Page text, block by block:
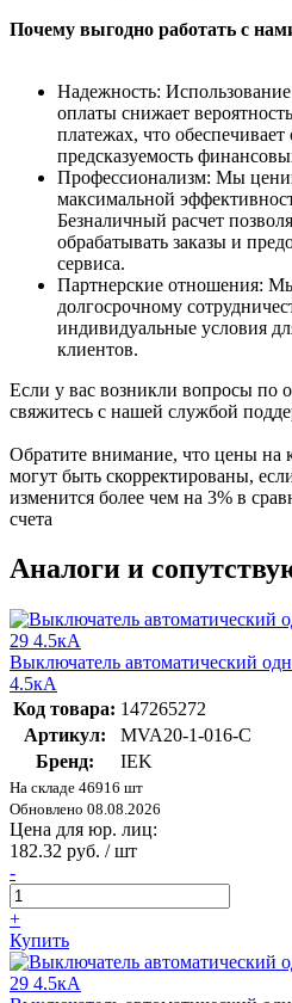
Почему выгодно работать с
Надежность:
оплаты снижает
платежах, что обеспечивает
предсказуемость
Профессионализм: Мы
максимальной
Безналичный расчет
обрабатывать заказы и
сервиса.
Партнерские отношения:
долгосрочному
индивидуальные условия
клиентов.
Если у вас возникли вопросы по
свяжитесь с нашей службой
Обратите внимание, что цены на
могут быть скорректированы,
изменится более чем на 3% в
счета
Аналоги и
Выключатель автоматический
4.5кА
Код товара: 147265272
Артикул:
MVA20-1-016-C
Бренд:
IEK
На складе 46916 шт
Обновлено 08.08.2026
Цена для юр. лиц:
182.32 руб. / шт
-
+
Купить